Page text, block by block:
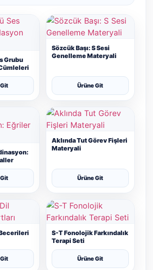
Grubu
Sözcük Başı: S Sesi
Genelleme Materyali
Ürüne Git
Aklında Tut Görev Fişleri
Materyali
Ürüne Git
S-T Fonolojik Farkındalık
Terapi Seti
Ürüne Git